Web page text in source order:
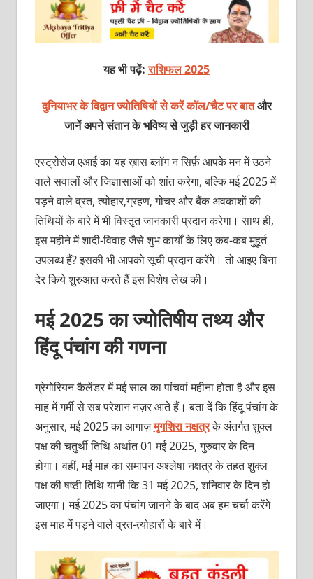
यह भी पढ़ें:राशिफल 2025
दुनियाभर के विद्वान ज्योतिषियों से करें कॉल/चैट पर बातऔर
जानें अपने संतान के भविष्य से जुड़ी हर जानकारी
एस्ट्रोसेज एआई का यह ख़ास ब्लॉग न सिर्फ़ आपके मन में उठने
वाले सवालों और जिज्ञासाओं को शांत करेगा, बल्कि मई 2025 में
पड़ने वाले व्रत, त्योहार,ग्रहण, गोचर और बैंक अवकाशों की
तिथियों के बारे में भी विस्तृत जानकारी प्रदान करेगा। साथ ही,
इस महीने में शादी-विवाह जैसे शुभ कार्यों के लिए कब-कब मुहूर्त
उपलब्ध हैं? इसकी भी आपको सूची प्रदान करेंगे। तो आइए बिना
देर किये शुरुआत करते हैं इस विशेष लेख की।
मई 2025 का ज्योतिषीय तथ्य और
हिंदू पंचांग की गणना
ग्रेगोरियन कैलेंडर में मई साल का पांचवां महीना होता है और इस
माह में गर्मी से सब परेशान नज़र आते हैं। बता दें कि हिंदू पंचांग के
अनुसार, मई 2025 का आगाज़मृगशिरा नक्षत्रके अंतर्गत शुक्‍ल
पक्ष की चतुर्थी तिथि अर्थात 01 मई 2025, गुरुवार के दिन
होगा। वहीं, मई माह का समापन अश्‍लेषा नक्षत्र के तहत शुक्‍ल
पक्ष की षष्‍ठी तिथि यानी कि 31 मई 2025, शनिवार के दिन हो
जाएगा। मई 2025 का पंचांग जानने के बाद अब हम चर्चा करेंगे
इस माह में पड़ने वाले व्रत-त्योहारों के बारे में।